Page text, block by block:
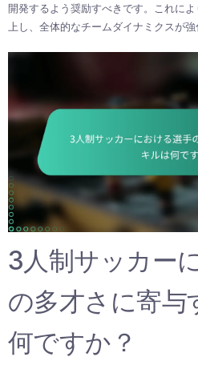
開発するよう奨励すべきです。これに
上し、全体的なチームダイナミクスが強
3人制サッカー
の多才さに寄与
何ですか？